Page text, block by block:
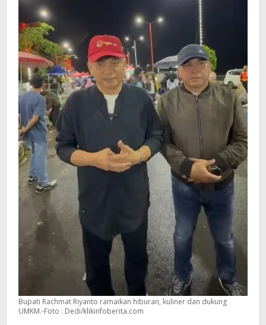
Bupati Rachmat Riyanto ramaikan hiburan, kuliner dan dukung
UMKM.-Foto : Dedi/klikinfoberita.com